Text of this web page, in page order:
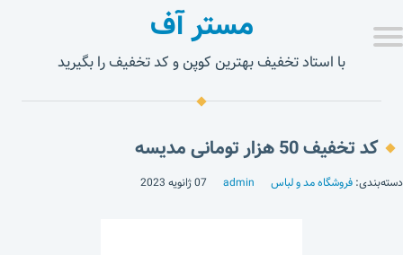
مستر آف
با استاد تخفیف بهترین کوپن و کد تخفیف را بگیرید
کد تخفیف 50 هزار تومانی مدیسه
دسته‌بندی: فروشگاه مد و لباس admin 07 ژانویه 2023